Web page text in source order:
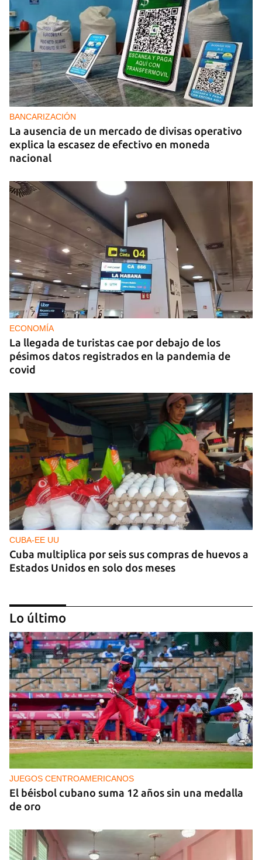
BANCARIZACIÓN
La ausencia de un mercado de divisas operativo
explica la escasez de efectivo en moneda
nacional
ECONOMÍA
La llegada de turistas cae por debajo de los
pésimos datos registrados en la pandemia de
covid
CUBA-EE UU
Cuba multiplica por seis sus compras de huevos a
Estados Unidos en solo dos meses
ECONOMÍA
Los economistas calculan que Cuba tardará tres
años en completar una "estabilización de
emergencia"
Lo último
JUEGOS CENTROAMERICANOS
El béisbol cubano suma 12 años sin una medalla
de oro